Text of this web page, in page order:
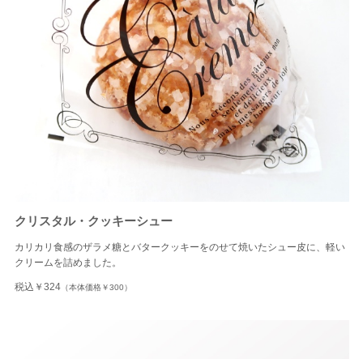
クリスタル・クッキーシュー
カリカリ食感のザラメ糖とバタークッキーをのせて焼いたシュー皮に、軽い
クリームを詰めました。
税込￥324（本体価格￥300）